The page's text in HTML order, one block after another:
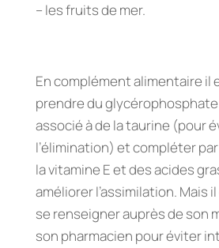
– les fruits de mer.
En complément alimentaire il
prendre du
associé à de la taurine (pour
l’élimination) et compléter
la vitamine E et des acides
améliorer l’assimilation. Mais
se renseigner auprès de son
son pharmacien pour éviter